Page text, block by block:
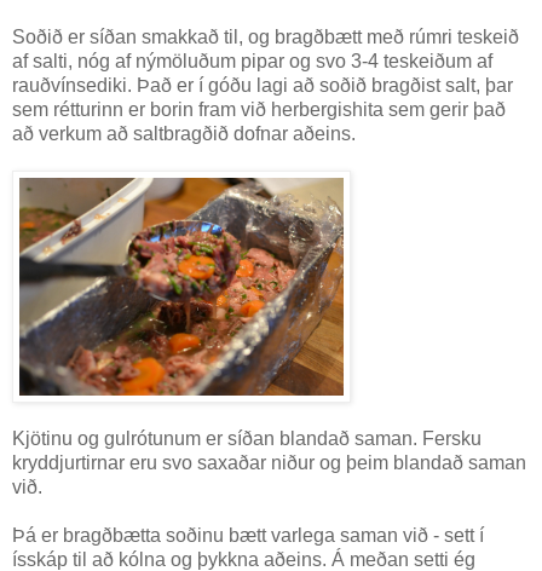
Soðið er síðan smakkað til, og bragðbætt með rúmri teskeið
af salti, nóg af nýmöluðum pipar og svo 3-4 teskeiðum af
rauðvínsediki. Það er í góðu lagi að soðið bragðist salt, þar
sem rétturinn er borin fram við herbergishita sem gerir það
að verkum að saltbragðið dofnar aðeins.
Kjötinu og gulrótunum er síðan blandað saman. Fersku
kryddjurtirnar eru svo saxaðar niður og þeim blandað saman
við.
Þá er bragðbætta soðinu bætt varlega saman við - sett í
ísskáp til að kólna og þykkna aðeins. Á meðan setti ég